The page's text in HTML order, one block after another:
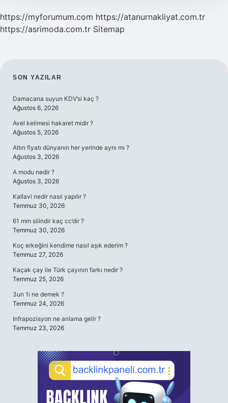
https://myforumum.com https://atanurnakliyat.com.tr
https://asrimoda.com.tr Sitemap
SIDEBAR
SON YAZILAR
Damacana suyun KDV’si kaç ?
Ağustos 6, 2026
Avel kelimesi hakaret midir ?
Ağustos 5, 2026
Altın fiyatı dünyanın her yerinde aynı mı ?
Ağustos 3, 2026
A modu nedir ?
Ağustos 3, 2026
Kallavi nedir nasıl yapılır ?
Temmuz 30, 2026
61 mm silindir kaç cc’dir ?
Temmuz 30, 2026
Koç erkeğini kendime nasıl aşık ederim ?
Temmuz 27, 2026
Kaçak çay ile Türk çayının farkı nedir ?
Temmuz 25, 2026
3un 1i ne demek ?
Temmuz 24, 2026
Infrapozisyon ne anlama gelir ?
Temmuz 23, 2026